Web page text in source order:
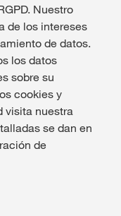
Nuestro
de los intereses
de datos.
los datos
sobre su
cookies y
visita nuestra
se dan en
de